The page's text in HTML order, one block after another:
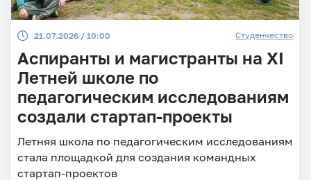
21.07.2026 / 10:00 Студенчество
Аспиранты и магистранты на XI
Летней школе по
педагогическим исследованиям
создали стартап-проекты
Летняя школа по педагогическим исследованиям
стала площадкой для создания командных
стартап-проектов